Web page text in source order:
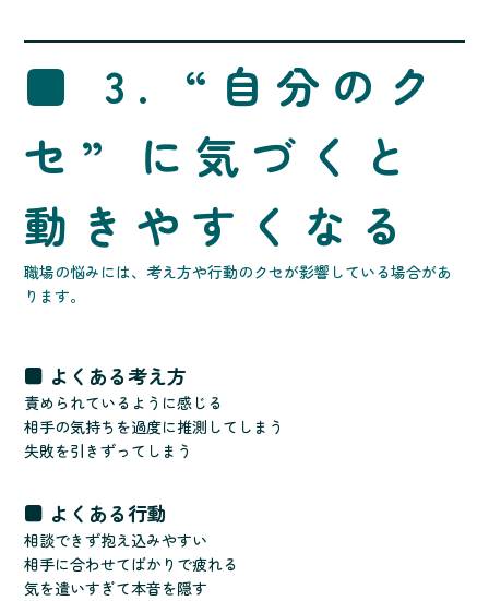
■ 3. “自分のク
セ” に気づくと
動きやすくなる
職場の悩みには、考え方や行動のクセが影響している場合があ
ります。
■ よくある考え方
責められているように感じる
相手の気持ちを過度に推測してしまう
失敗を引きずってしまう
■ よくある行動
相談できず抱え込みやすい
相手に合わせてばかりで疲れる
気を遣いすぎて本音を隠す